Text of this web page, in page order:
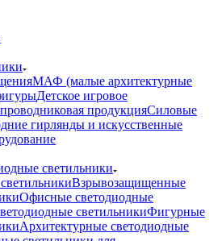
МАФ (малые архитектурные
Детское игровое
продукцияСиловые
гирлянды и искусственные
светильники
Взрывозащищенные
Офисные светодиодные
светильникиФигурные
Архитектурные светодиодные